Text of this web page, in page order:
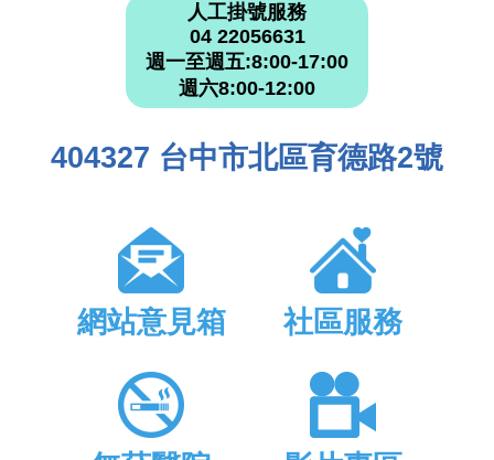
人工掛號服務
04 22056631
週一至週五:8:00-17:00
週六8:00-12:00
404327 台中市北區育德路2號
網站意見箱 社區服務